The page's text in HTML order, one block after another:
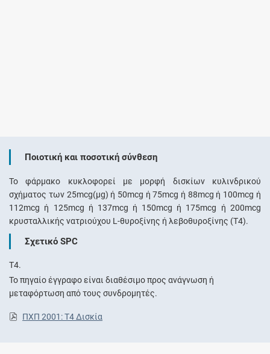
Ποιοτική και ποσοτική σύνθεση
Το φάρμακο κυκλοφορεί με μορφή δισκίων κυλινδρικού
σχήματος των 25mcg(μg) ή 50mcg ή 75mcg ή 88mcg ή 100mcg ή
112mcg ή 125mcg ή 137mcg ή 150mcg ή 175mcg ή 200mcg
κρυσταλλικής νατριούχου L-θυροξίνης ή λεβοθυροξίνης (Τ4).
Σχετικό SPC
T4.
Το πηγαίο έγγραφο είναι διαθέσιμο προς ανάγνωση ή
μεταφόρτωση από τους συνδρομητές.
ΠΧΠ 2001: T4 Δισκία